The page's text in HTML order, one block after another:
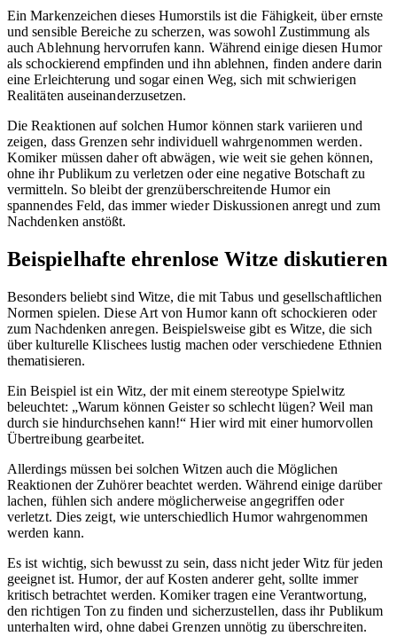
Ein Markenzeichen dieses Humorstils ist die Fähigkeit, über ernste
und sensible Bereiche zu scherzen, was sowohl Zustimmung als
auch Ablehnung hervorrufen kann. Während einige diesen Humor
als schockierend empfinden und ihn ablehnen, finden andere darin
eine Erleichterung und sogar einen Weg, sich mit schwierigen
Realitäten auseinanderzusetzen.
Die Reaktionen auf solchen Humor können stark variieren und
zeigen, dass Grenzen sehr individuell wahrgenommen werden.
Komiker müssen daher oft abwägen, wie weit sie gehen können,
ohne ihr Publikum zu verletzen oder eine negative Botschaft zu
vermitteln. So bleibt der grenzüberschreitende Humor ein
spannendes Feld, das immer wieder Diskussionen anregt und zum
Nachdenken anstößt.
Beispielhafte ehrenlose Witze diskutieren
Besonders beliebt sind Witze, die mit Tabus und gesellschaftlichen
Normen spielen. Diese Art von Humor kann oft schockieren oder
zum Nachdenken anregen. Beispielsweise gibt es Witze, die sich
über kulturelle Klischees lustig machen oder verschiedene Ethnien
thematisieren.
Ein Beispiel ist ein Witz, der mit einem stereotype Spielwitz
beleuchtet: „Warum können Geister so schlecht lügen? Weil man
durch sie hindurchsehen kann!“ Hier wird mit einer humorvollen
Übertreibung gearbeitet.
Allerdings müssen bei solchen Witzen auch die Möglichen
Reaktionen der Zuhörer beachtet werden. Während einige darüber
lachen, fühlen sich andere möglicherweise angegriffen oder
verletzt. Dies zeigt, wie unterschiedlich Humor wahrgenommen
werden kann.
Es ist wichtig, sich bewusst zu sein, dass nicht jeder Witz für jeden
geeignet ist. Humor, der auf Kosten anderer geht, sollte immer
kritisch betrachtet werden. Komiker tragen eine Verantwortung,
den richtigen Ton zu finden und sicherzustellen, dass ihr Publikum
unterhalten wird, ohne dabei Grenzen unnötig zu überschreiten.